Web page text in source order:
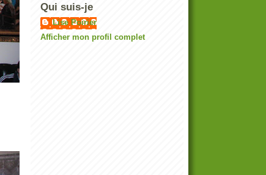
Qui suis-je
Lise Poirier
Afficher mon profil complet